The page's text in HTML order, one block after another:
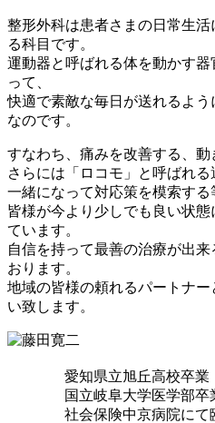
整形外科は患者さまの日常生
る科目です。
運動器と呼ばれる体を動かす
って、
快適で素敵な毎日が送れるよ
なのです。
すなわち、痛みを改善する、動
さらには「ロコモ」と呼ばれる
一緒になって対応策を模索する
皆様が今より少しでも良い状
ています。
自信を持って最善の治療が出
おります。
地域の皆様の頼れるパートナ
い致します。
愛知県立旭丘高校卒業
国立岐阜大学医学部卒
社会保険中京病院にて